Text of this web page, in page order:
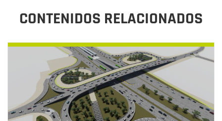
CONTENIDOS RELACIONADOS